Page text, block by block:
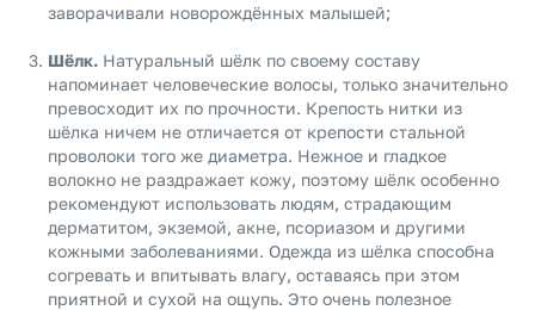
заворачивали новорождённых малышей;
Шёлк. Натуральный шёлк по своему составу
напоминает человеческие волосы, только значительно
превосходит их по прочности. Крепость нитки из
шёлка ничем не отличается от крепости стальной
проволоки того же диаметра. Нежное и гладкое
волокно не раздражает кожу, поэтому шёлк особенно
рекомендуют использовать людям, страдающим
дерматитом, экземой, акне, псориазом и другими
кожными заболеваниями. Одежда из шёлка способна
согревать и впитывать влагу, оставаясь при этом
приятной и сухой на ощупь. Это очень полезное